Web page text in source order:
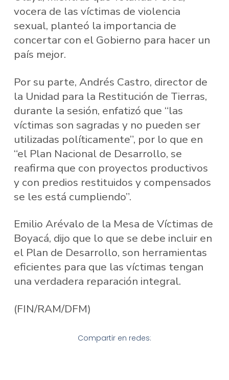
vocera de las víctimas de violencia
sexual, planteó la importancia de
concertar con el Gobierno para hacer un
país mejor.
Por su parte, Andrés Castro, director de
la Unidad para la Restitución de Tierras,
durante la sesión, enfatizó que “las
víctimas son sagradas y no pueden ser
utilizadas políticamente”, por lo que en
“el Plan Nacional de Desarrollo, se
reafirma que con proyectos productivos
y con predios restituidos y compensados
se les está cumpliendo”.
Emilio Arévalo de la Mesa de Víctimas de
Boyacá, dijo que lo que se debe incluir en
el Plan de Desarrollo, son herramientas
eficientes para que las víctimas tengan
una verdadera reparación integral.
(FIN/RAM/DFM)
Compartir en redes: